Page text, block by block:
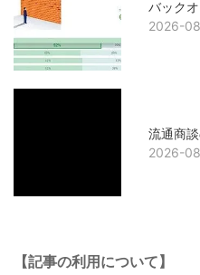
バック
2026-
流通商
2026-
【記事の利用について】